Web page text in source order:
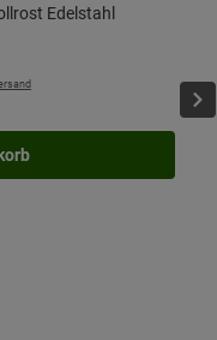
Edelstahl